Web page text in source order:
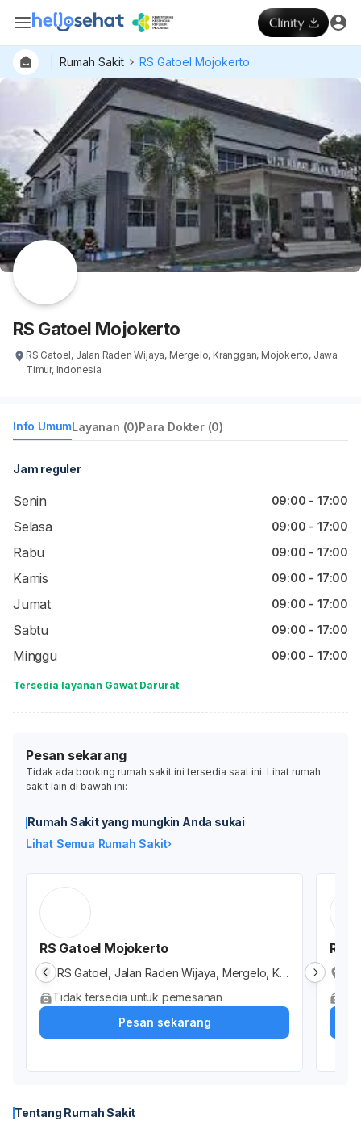
Rumah Sakit RS Gatoel Mojokerto
RS Gatoel Mojokerto
RS Gatoel, Jalan Raden Wijaya, Mergelo, Kranggan, Mojokerto, Jawa
Timur, Indonesia
Info UmumLayanan (0)Para Dokter (0)
Jam reguler
Senin 09:00 - 17:00
Selasa 09:00 - 17:00
Rabu 09:00 - 17:00
Kamis 09:00 - 17:00
Jumat 09:00 - 17:00
Sabtu 09:00 - 17:00
Minggu 09:00 - 17:00
Tersedia layanan Gawat Darurat
Pesan sekarang
Tidak ada booking rumah sakit ini tersedia saat ini. Lihat rumah
sakit lain di bawah ini:
Rumah Sakit yang mungkin Anda sukai
Lihat Semua Rumah Sakit
RS Gatoel Mojokerto
RS Gatoel, Jalan Raden Wijaya, Mergelo, Kr
anggan, Mojokerto, Jawa Timur, Indonesia
Tidak tersedia untuk pemesanan
Pesan sekarang
RS
Tentang Rumah Sakit